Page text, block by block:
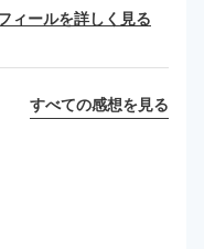
ィールを詳しく見る
すべての感想を見る